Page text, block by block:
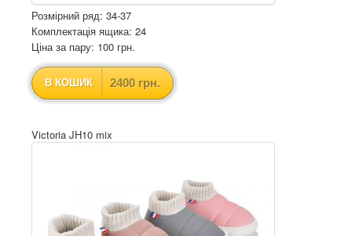
Розмірний ряд: 34-37
Комплектація ящика: 24
Ціна за пару: 100 грн.
В КОШИК 2400 грн.
Victoria JH10 mix